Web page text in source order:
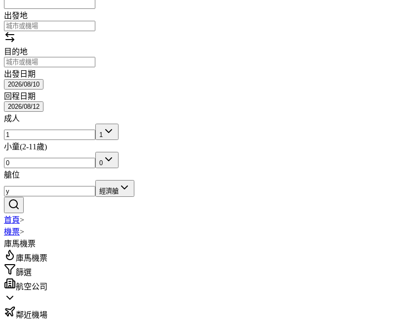
出發地
目的地
出發日期
2026/08/10
回程日期
2026/08/12
成人
1
小童(2-11歲)
0
艙位
經濟艙
首頁>
機票>
庫馬機票
庫馬機票
篩選
航空公司
鄰近機場